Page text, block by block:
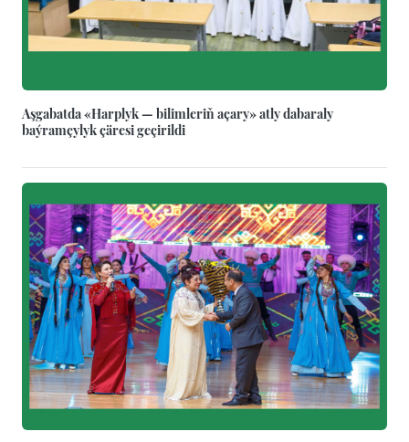
Aşgabatda «Harplyk — bilimleriň açary» atly dabaraly
baýramçylyk çäresi geçirildi